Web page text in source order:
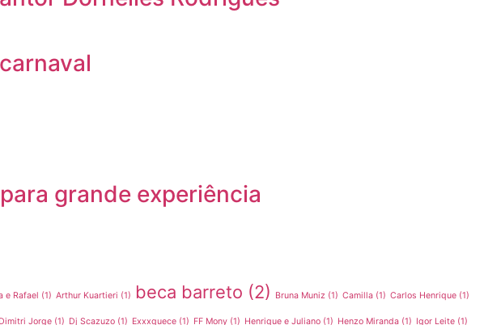
grande experiência
e Rafael (1) Arthur Kuartieri (1) beca barreto (2) Bruna Muniz (1) Camilla (1) Carlos Henrique (1)
Dimitri Jorge (1) Dj Scazuzo (1) Exxxquece (1) FF Mony (1) Henrique e Juliano (1) Henzo Miranda (1) Igor Leite (1)